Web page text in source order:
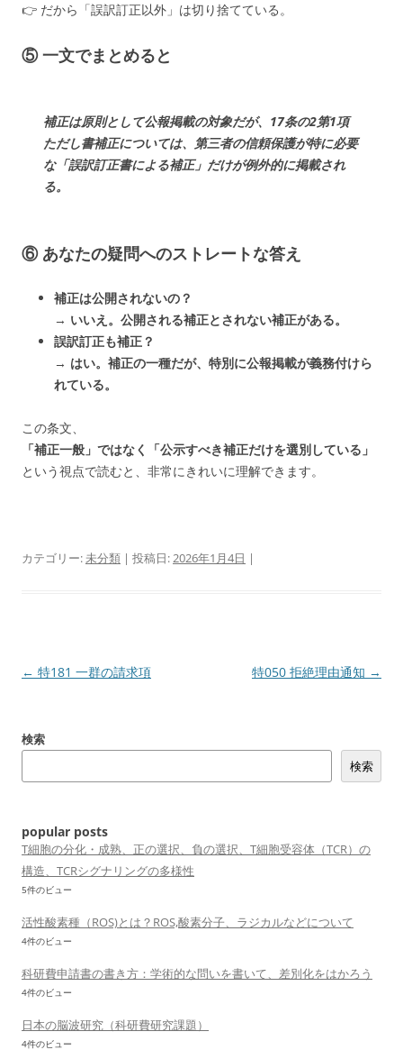
👉 だから「誤訳訂正以外」は切り捨てている。
⑤ 一文でまとめると
補正は原則として公報掲載の対象だが、 17条の2第1項
ただし書補正については、第三者の信頼保護が特に必要
な「誤訳訂正書による補正」だけが例外的に掲載され
る。
⑥ あなたの疑問へのストレートな答え
補正は公開されないの？
→ いいえ。公開される補正とされない補正がある。
誤訳訂正も補正？
→ はい。補正の一種だが、特別に公報掲載が義務付けら
れている。
この条文、
「補正一般」ではなく「公示すべき補正だけを選別している」
という視点で読むと、非常にきれいに理解できます。
カテゴリー:未分類 | 投稿日:2026年1月4日 |
投
ビ
ョ
ン
← 特181 一群の請求項 特050 拒絶理由通知 →
検索
検索
popular posts
T細胞の分化・成熟、正の選択、負の選択、T細胞受容体（TCR）の
構造、TCRシグナリングの多様性
5件のビュー
活性酸素種（ROS)とは？ROS,酸素分子、ラジカルなどについて
4件のビュー
科研費申請書の書き方：学術的な問いを書いて、差別化をはかろう
4件のビュー
日本の脳波研究（科研費研究課題）
4件のビュー